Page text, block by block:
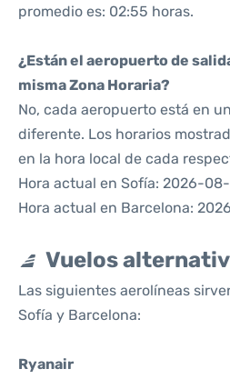
promedio es: 02:55 horas.
¿Están el aeropuerto de
misma Zona Horaria?
No, cada aeropuerto está en
diferente. Los horarios
en la hora local de cada
Hora actual en Sofía: 2026-
Hora actual en Barcelona:
Vuelos
Las siguientes aerolíneas
Sofía y Barcelona:
Ryanair